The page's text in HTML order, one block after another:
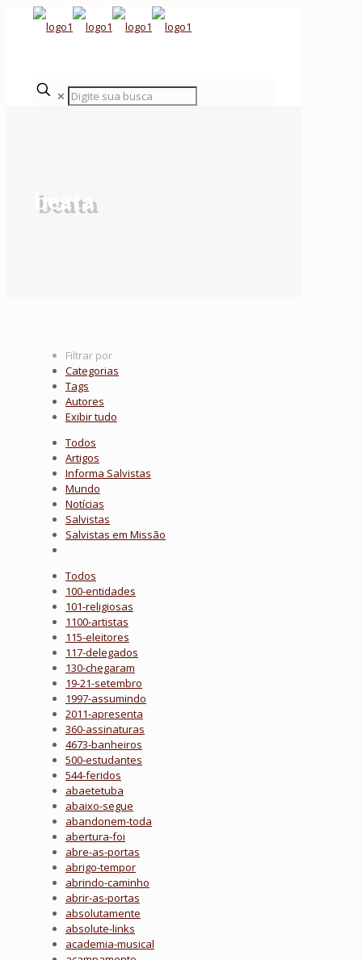
✕
beata
Filtrar por
Categorias
Tags
Autores
Exibir tudo
Todos
Artigos
Informa Salvistas
Mundo
Notícias
Salvistas
Salvistas em Missão
Todos
100-entidades
101-religiosas
1100-artistas
115-eleitores
117-delegados
130-chegaram
19-21-setembro
1997-assumindo
2011-apresenta
360-assinaturas
4673-banheiros
500-estudantes
544-feridos
abaetetuba
abaixo-segue
abandonem-toda
abertura-foi
abre-as-portas
abrigo-tempor
abrindo-caminho
abrir-as-portas
absolutamente
absolute-links
academia-musical